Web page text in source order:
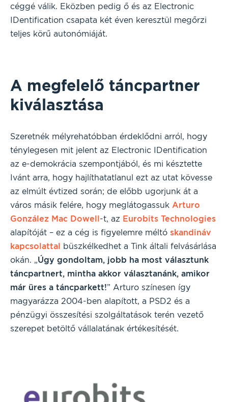
céggé válik. Eközben pedig ő és az Electronic
IDentification csapata két éven keresztül megőrzi
teljes körű autonómiáját.
A megfelelő táncpartner
kiválasztása
Szeretnék mélyrehatóbban érdeklődni arról, hogy
ténylegesen mit jelent az Electronic IDentification
az e-demokrácia szempontjából, és mi késztette
Ivánt arra, hogy hajlíthatatlanul ezt az utat kövesse
az elmúlt évtized során; de előbb ugorjunk át a
város másik felére, hogy meglátogassuk Arturo
González Mac Dowell -t, az Eurobits Technologies
alapítóját – ez a cég is figyelemre méltó skandináv
kapcsolattal
büszkélkedhet a Tink általi felvásárlása
okán. „Úgy gondoltam, jobb ha most választunk
táncpartnert, mintha akkor választanánk, amikor
már üres a táncparkett!” Arturo színesen így
magyarázza 2004-ben alapított, a PSD2 és a
pénzügyi összesítési szolgáltatások terén vezető
szerepet betöltő vállalatának értékesítését.